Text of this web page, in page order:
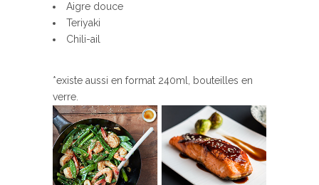
Aigre douce
Teriyaki
Chili-ail
*existe aussi en format 240ml, bouteilles en
verre.